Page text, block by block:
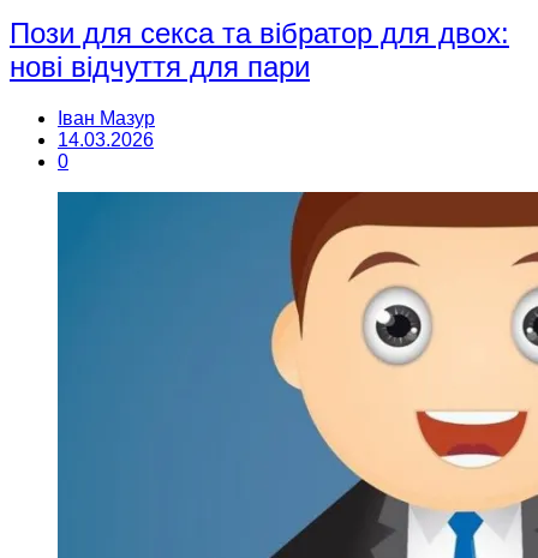
Пози для секса та вібратор для двох:
нові відчуття для пари
Іван Мазур
14.03.2026
0